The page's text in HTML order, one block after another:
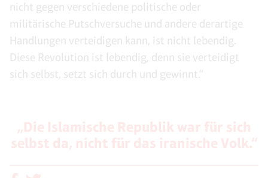
nicht gegen verschiedene politische oder
militärische Putschversuche und andere derartige
Handlungen verteidigen kann, ist nicht lebendig.
Diese Revolution ist lebendig, denn sie verteidigt
sich selbst, setzt sich durch und gewinnt.“